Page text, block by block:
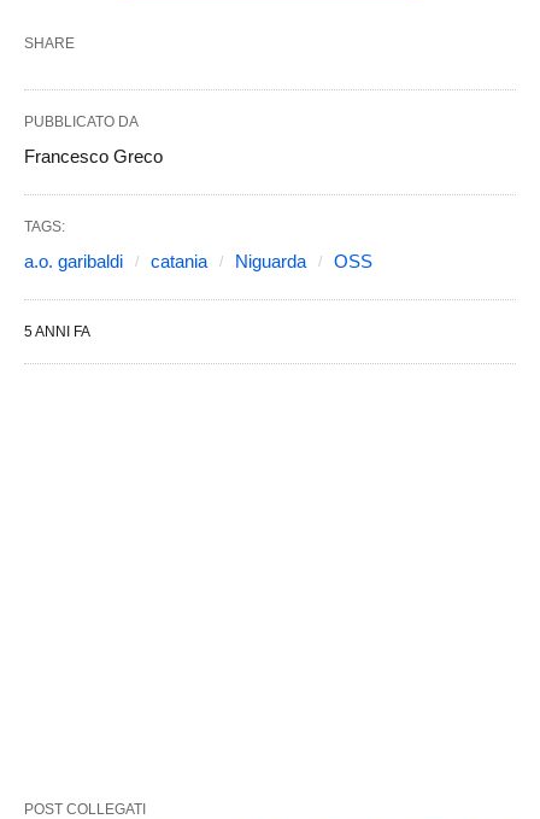
SHARE
PUBBLICATO DA
Francesco Greco
TAGS:
a.o. garibaldi catania Niguarda OSS
5 ANNI FA
POST COLLEGATI